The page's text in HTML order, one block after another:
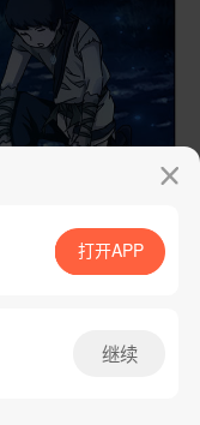
App免费看
打开APP
继续